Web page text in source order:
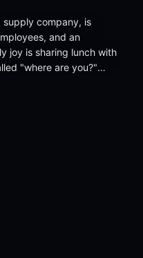
supply company, is
and an
joy is sharing lunch with
"where are you?"